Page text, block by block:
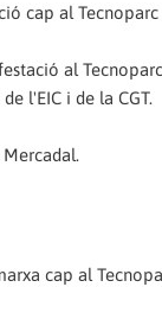
cap al
al
l'EIC i de la CGT.
cap al